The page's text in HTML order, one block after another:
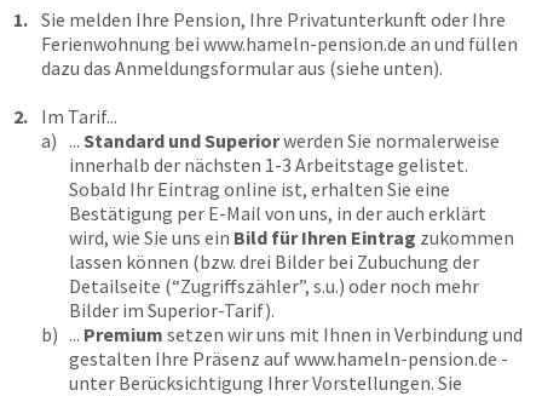
1. Sie melden Ihre Pension, Ihre Privatunterkunft oder Ihre
Ferienwohnung bei www.hameln-pension.de an und füllen
dazu das Anmeldungsformular aus (siehe unten).
2. Im Tarif...
a) ... Standard und Superiorwerden Sie normalerweise
innerhalb der nächsten 1-3 Arbeitstage gelistet.
Sobald Ihr Eintrag online ist, erhalten Sie eine
Bestätigung per E-Mail von uns, in der auch erklärt
wird, wie Sie uns ein Bild für Ihren Eintrag zukommen
lassen können (bzw. drei Bilder bei Zubuchung der
Detailseite (“Zugriffszähler”, s.u.) oder noch mehr
Bilder im Superior-Tarif).
b) ... Premium setzen wir uns mit Ihnen in Verbindung und
gestalten Ihre Präsenz aufwww.hameln-pension.de -
unter Berücksichtigung Ihrer Vorstellungen. Sie